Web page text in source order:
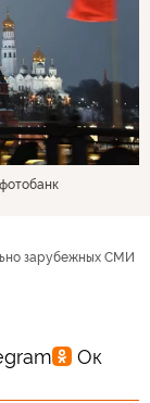
зарубежных СМИ